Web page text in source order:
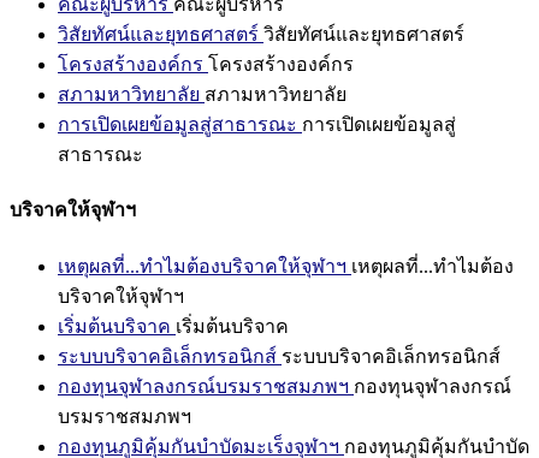
คณะผู้บริหาร คณะผู้บริหาร
วิสัยทัศน์และยุทธศาสตร์ วิสัยทัศน์และยุทธศาสตร์
โครงสร้างองค์กร โครงสร้างองค์กร
สภามหาวิทยาลัย สภามหาวิทยาลัย
การเปิดเผยข้อมูลสู่สาธารณะ การเปิดเผยข้อมูลสู่
สาธารณะ
บริจาคให้จุฬาฯ
เหตุผลที่...ทำไมต้องบริจาคให้จุฬาฯ เหตุผลที่...ทำไมต้อง
บริจาคให้จุฬาฯ
เริ่มต้นบริจาค เริ่มต้นบริจาค
ระบบบริจาคอิเล็กทรอนิกส์ ระบบบริจาคอิเล็กทรอนิกส์
กองทุนจุฬาลงกรณ์บรมราชสมภพฯ กองทุนจุฬาลงกรณ์
บรมราชสมภพฯ
กองทุนภูมิคุ้มกันบำบัดมะเร็งจุฬาฯ กองทุนภูมิคุ้มกันบำบัด